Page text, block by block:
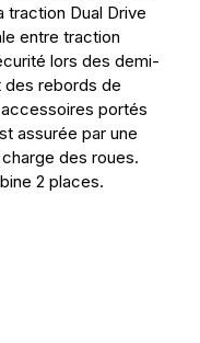
traction Dual Drive
entre traction
lors des demi-
des rebords de
portés
assurée par une
des roues.
2 places.